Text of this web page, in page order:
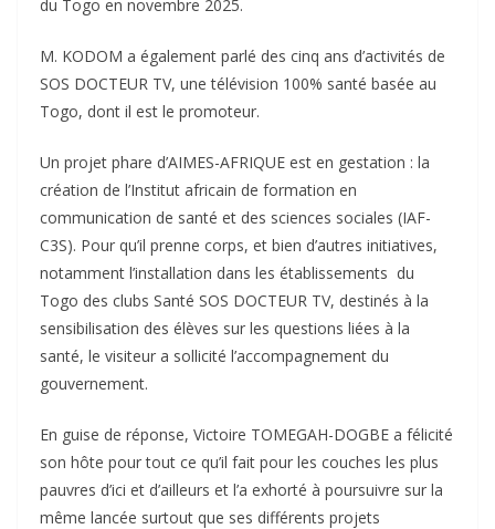
du Togo en novembre 2025.
M. KODOM a également parlé des cinq ans d’activités de
SOS DOCTEUR TV, une télévision 100% santé basée au
Togo, dont il est le promoteur.
Un projet phare d’AIMES-AFRIQUE est en gestation : la
création de l’Institut africain de formation en
communication de santé et des sciences sociales (IAF-
C3S). Pour qu’il prenne corps, et bien d’autres initiatives,
notamment l’installation dans les établissements du
Togo des clubs Santé SOS DOCTEUR TV, destinés à la
sensibilisation des élèves sur les questions liées à la
santé, le visiteur a sollicité l’accompagnement du
gouvernement.
En guise de réponse, Victoire TOMEGAH-DOGBE a félicité
son hôte pour tout ce qu’il fait pour les couches les plus
pauvres d’ici et d’ailleurs et l’a exhorté à poursuivre sur la
même lancée surtout que ses différents projets